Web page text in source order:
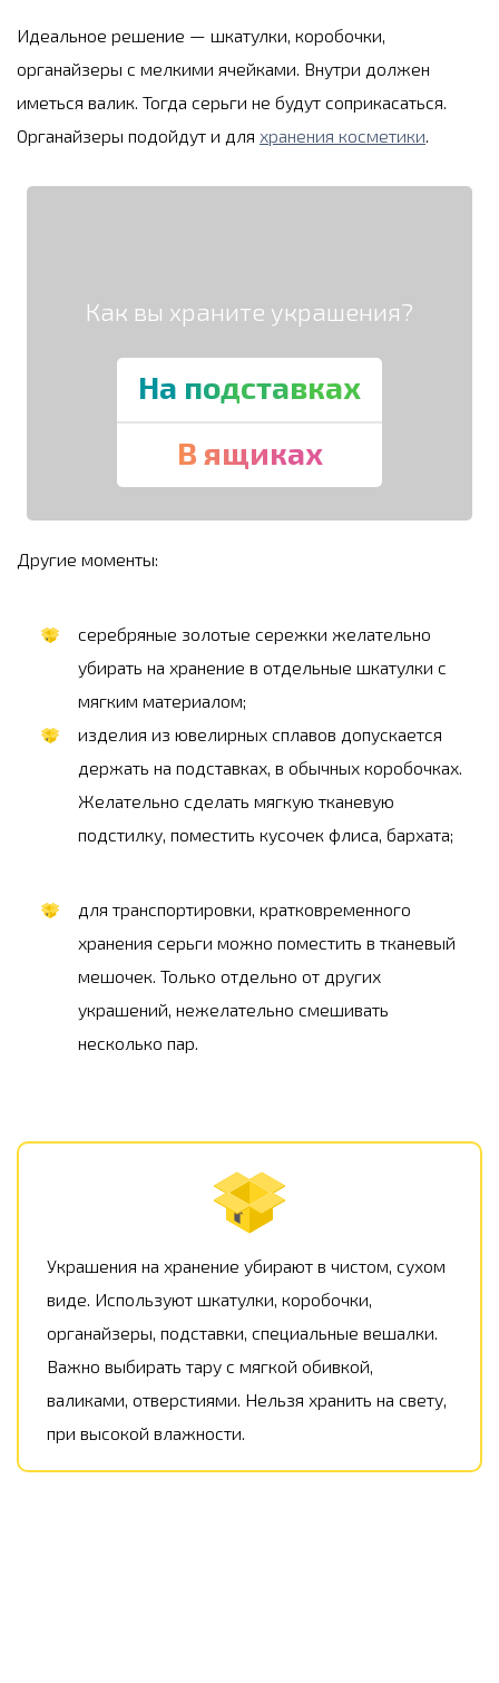
Идеальное решение — шкатулки, коробочки,
органайзеры с мелкими ячейками. Внутри должен
иметься валик. Тогда серьги не будут соприкасаться.
Органайзеры подойдут и для хранения косметики.
Как вы храните украшения?
На подставках
В ящиках
Другие моменты:
серебряные золотые сережки желательно
убирать на хранение в отдельные шкатулки с
мягким материалом;
изделия из ювелирных сплавов допускается
держать на подставках, в обычных коробочках.
Желательно сделать мягкую тканевую
подстилку, поместить кусочек флиса, бархата;
для транспортировки, кратковременного
хранения серьги можно поместить в тканевый
мешочек. Только отдельно от других
украшений, нежелательно смешивать
несколько пар.
Украшения на хранение убирают в чистом, сухом
виде. Используют шкатулки, коробочки,
органайзеры, подставки, специальные вешалки.
Важно выбирать тару с мягкой обивкой,
валиками, отверстиями. Нельзя хранить на свету,
при высокой влажности.